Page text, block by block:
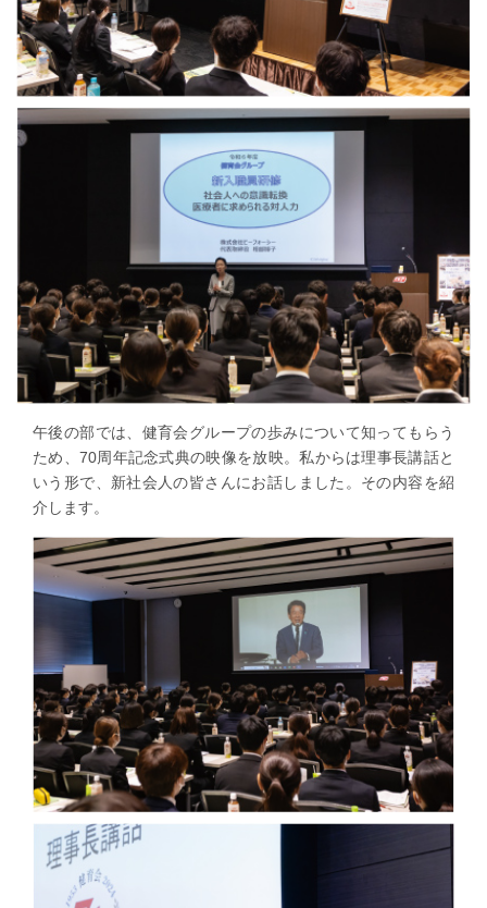
午後の部では、健育会グループの歩みについて知ってもらう
ため、70周年記念式典の映像を放映。私からは理事長講話と
いう形で、新社会人の皆さんにお話しました。その内容を紹
介します。